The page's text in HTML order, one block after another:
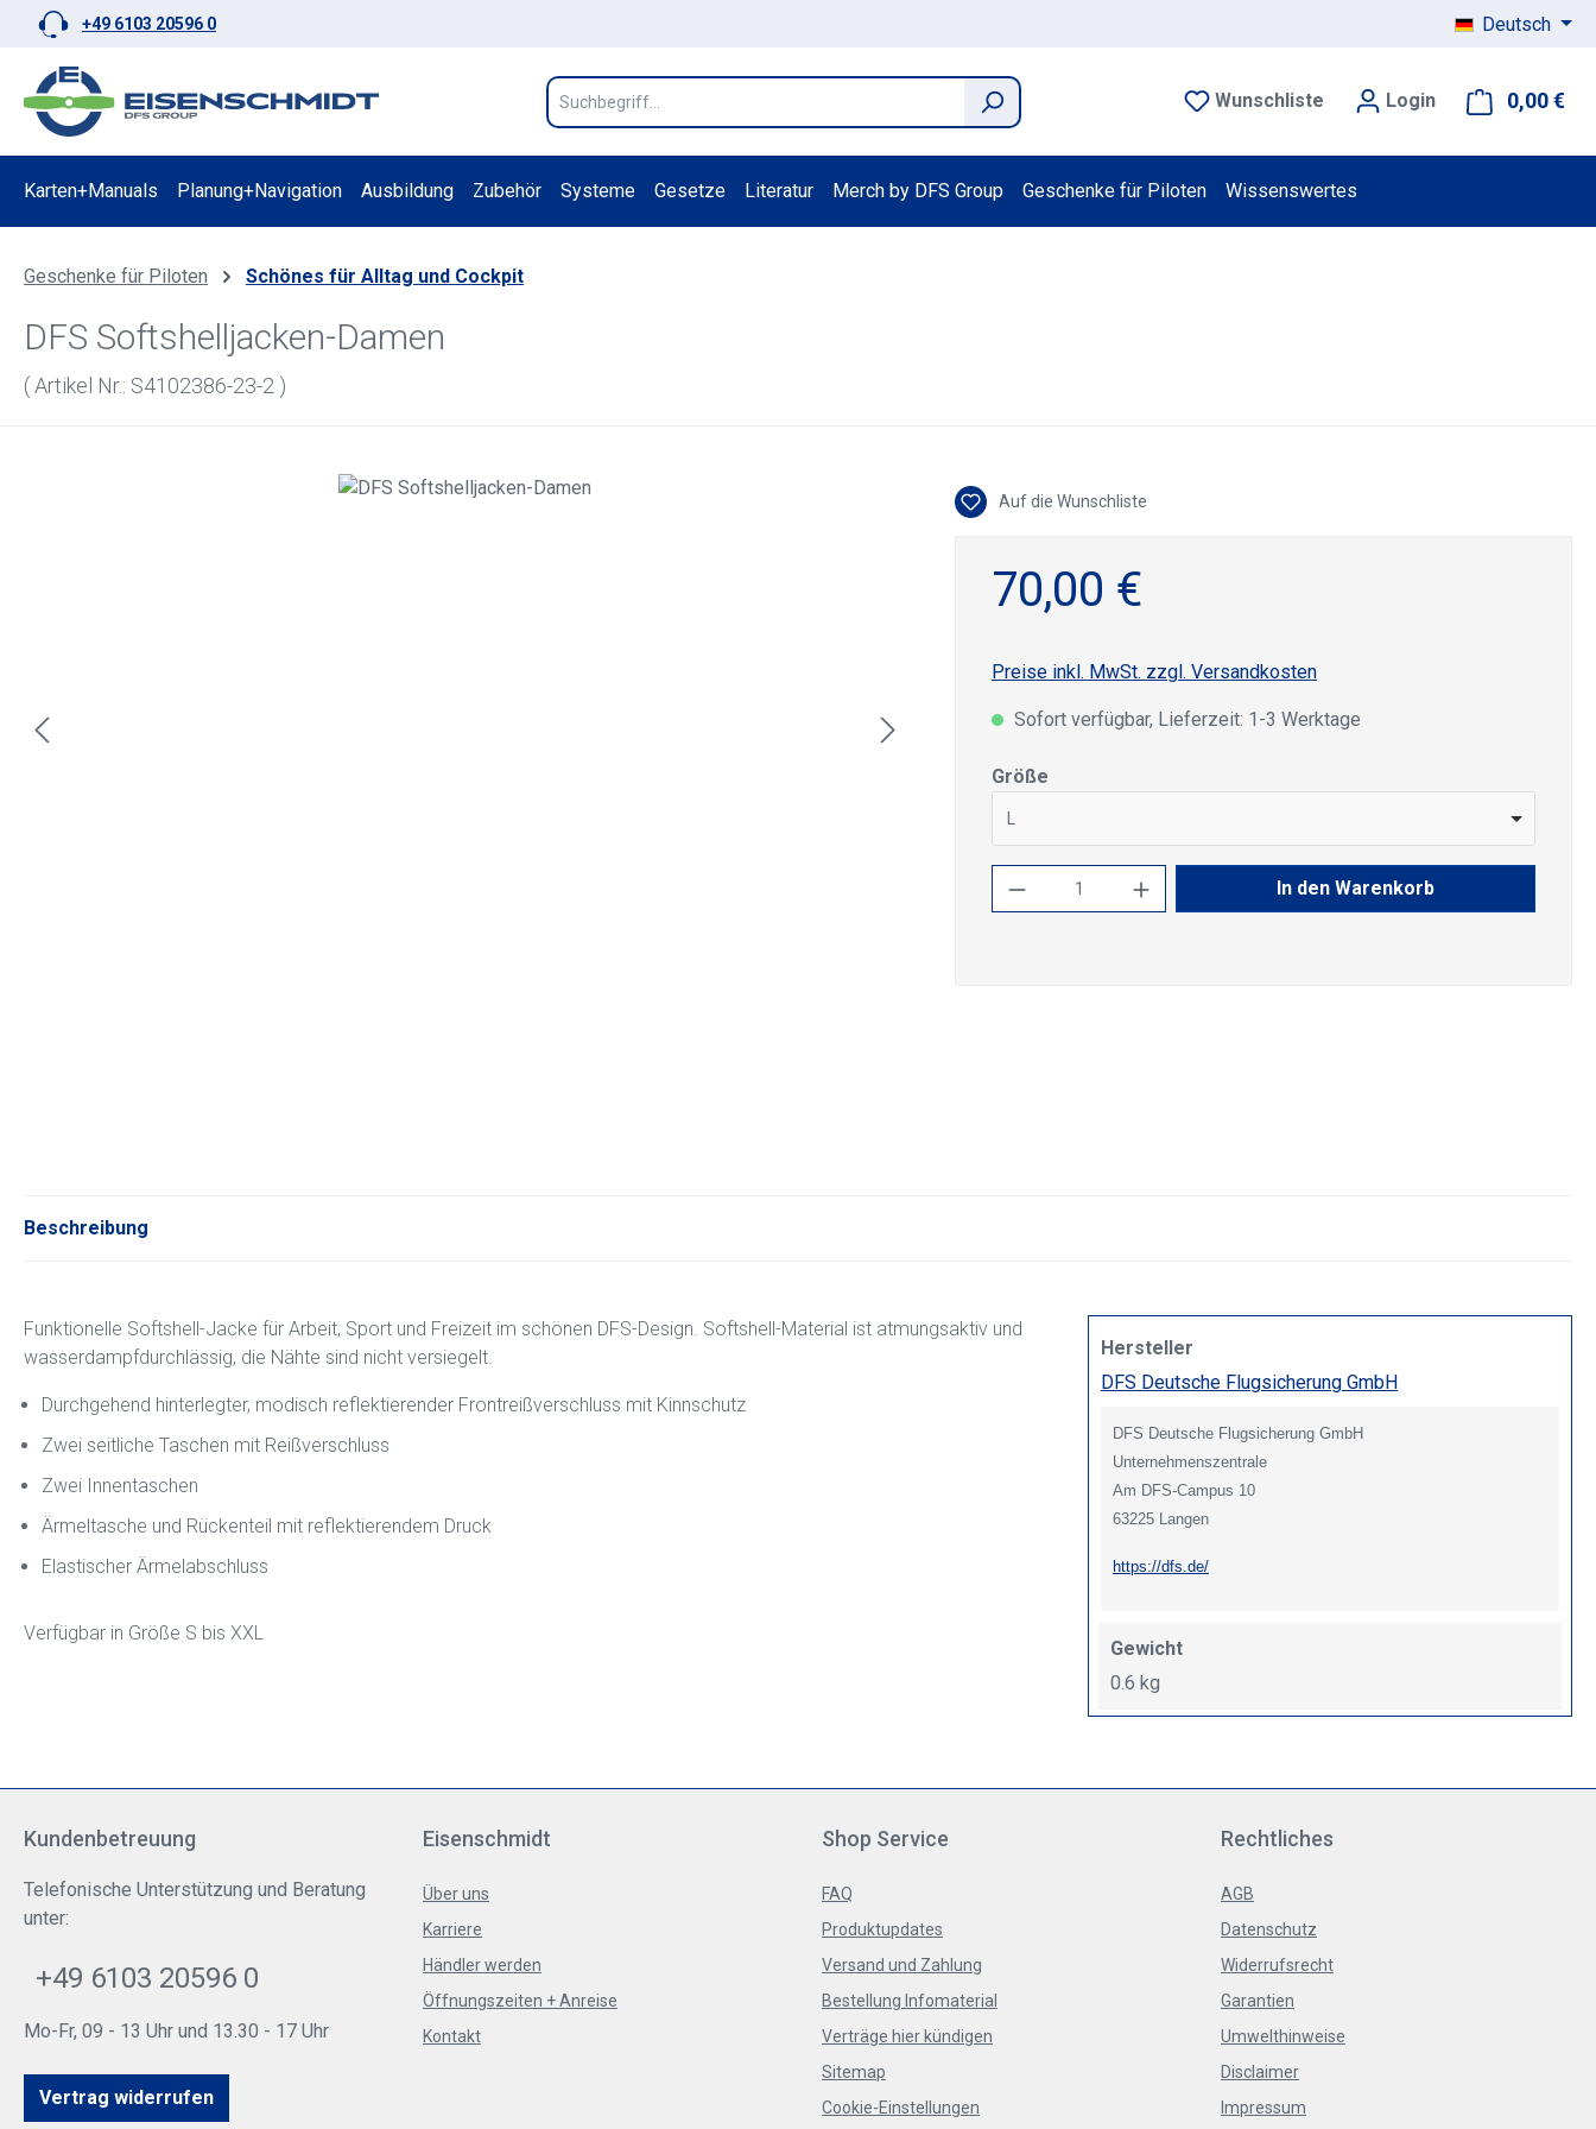
Hauptinhalt springen
Zur Suche springen
Zur Hauptnavigation springen
+49 6103 20596 0 Deutsch
Wunschliste Login 0,00 €
Karten+Manuals Planung+Navigation Ausbildung Zubehör Systeme Gesetze Literatur Merch by DFS Group Geschenke für Piloten Wissenswertes
Geschenke für Piloten Schönes für Alltag und Cockpit
DFS Softshelljacken-Damen
( Artikel Nr.: S4102386-23-2 )
Auf die Wunschliste
70,00 €
Preise inkl. MwSt. zzgl. Versandkosten
Sofort verfügbar, Lieferzeit: 1-3 Werktage
Größe
Produkt Anzahl: Gib den gewünschten Wert
In den Warenkorb
Beschreibung
Funktionelle Softshell-Jacke für Arbeit, Sport und Freizeit im schönen DFS-Design. Softshell-Material ist atmungsaktiv und
wasserdampfdurchlässig, die Nähte sind nicht versiegelt.
Durchgehend hinterlegter, modisch reflektierender Frontreißverschluss mit Kinnschutz
Zwei seitliche Taschen mit Reißverschluss
Zwei Innentaschen
Ärmeltasche und Rückenteil mit reflektierendem Druck
Elastischer Ärmelabschluss
Verfügbar in Größe S bis XXL
Hersteller
DFS Deutsche Flugsicherung GmbH
DFS Deutsche Flugsicherung GmbH
Unternehmenszentrale
Am DFS-Campus 10
63225 Langen
https://dfs.de/
Gewicht
0.6 kg
Kundenbetreuung
Telefonische Unterstützung und Beratung
unter:
+49 6103 20596 0
Mo-Fr, 09 - 13 Uhr und 13.30 - 17 Uhr
Vertrag widerrufen
Eisenschmidt
Über uns
Karriere
Händler werden
Öffnungszeiten + Anreise
Kontakt
Shop Service
FAQ
Produktupdates
Versand und Zahlung
Bestellung Infomaterial
Verträge hier kündigen
Sitemap
Cookie-Einstellungen
Rechtliches
AGB
Datenschutz
Widerrufsrecht
Garantien
Umwelthinweise
Disclaimer
Impressum